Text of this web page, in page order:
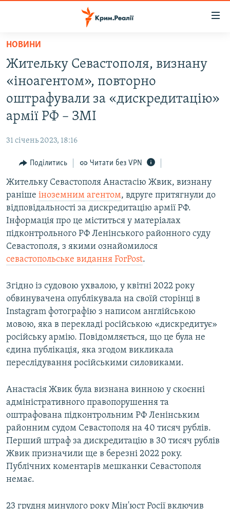
Перейти
основного
матеріалу
до
основної
Перейти
пошуку
ВІДЕО ТА ФОТО
ПОЛІТИКА
ІНТЕРВ'Ю
ВСЕ ЗА ДЕНЬ
СПЕЦПРОЕКТИ
ДЕПОРТАЦІЯ
ВІДЕОУРОКИ «ELIFBE»
СВІДЧЕННЯ ОКУПАЦІЇ
ІНФОГРАФІКА
ЯК ОБІЙТИ БЛОКУВАННЯ
Русский
Qırımtatar
ДОЛУЧАЙСЯ!
Усі сайти RFE/RL
НОВИНИ
Жительку Севастополя, визнану
«іноагентом», повторно
оштрафували за «дискредитацію»
армії РФ – ЗМІ
31 січень 2023, 18:16
Поділитись Читати без VPN
Жительку Севастополя Анастасію Жвик, визнану
раніше іноземним агентом, вдруге притягнули до
відповідальності за дискредитацію армії РФ.
Інформація про це міститься у матеріалах
підконтрольного РФ Ленінського районного суду
Севастополя, з якими ознайомилося
севастопольське видання ForPost.
Згідно із судовою ухвалою, у квітні 2022 року
обвинувачена опублікувала на своїй сторінці в
Instagram фотографію з написом англійською
мовою, яка в перекладі російською «дискредитує»
російську армію. Повідомляється, що це була не
єдина публікація, яка згодом викликала
переслідування російськими силовиками.
Анастасія Жвик була визнана винною у скоєнні
адміністративного правопорушення та
оштрафована підконтрольним РФ Ленінським
районним судом Севастополя на 40 тисяч рублів.
Перший штраф за дискредитацію в 30 тисяч рублів
Жвик призначили ще в березні 2022 року.
Публічних коментарів мешканки Севастополя
немає.
23 грудня минулого року Мін'юст Росії включив